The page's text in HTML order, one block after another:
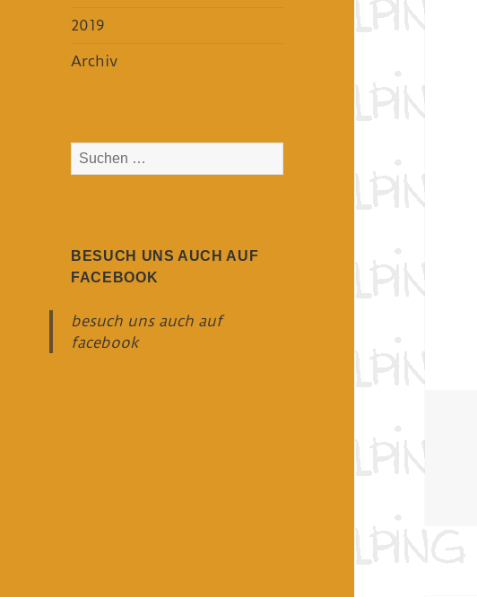
2019
Archiv
Suchen
nach:
BESUCH UNS AUCH AUF
FACEBOOK
besuch uns auch auf
facebook